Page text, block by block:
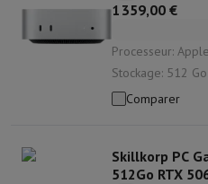
1 359,00 €
Processeur: Apple M4
Stockage: 512
Modèle de carte
Comparer
Skillkorp PC
512Go RTX